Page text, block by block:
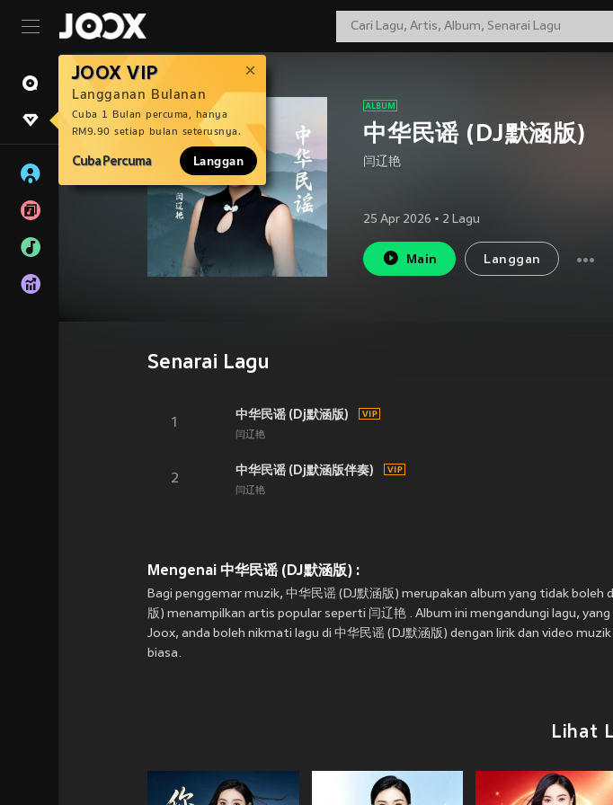
JOOX VIP
Langganan Bulanan
Cuba 1 Bulan percuma, hanya
RM9.90 setiap bulan seterusnya.
Cuba Percuma Langgan
中华民谣 (DJ默涵版)
闫辽艳
25 Apr 2026 • 2 Lagu
Main Langgan
Senarai Lagu
1
中华民谣 (Dj默涵版)
闫辽艳
2
中华民谣 (Dj默涵版伴奏)
闫辽艳
Mengenai 中华民谣 (DJ默涵版) :
Bagi penggemar muzik, 中华民谣 (DJ默涵版) merupakan album yang tidak boleh
版) menampilkan artis popular seperti 闫辽艳 . Album ini mengandungi lagu,
Joox, anda boleh nikmati lagu di 中华民谣 (DJ默涵版) dengan lirik dan video
biasa.
Lihat